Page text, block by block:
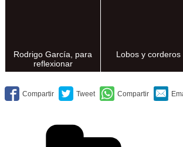
Rodrigo García, para
reflexionar
Lobos y corderos